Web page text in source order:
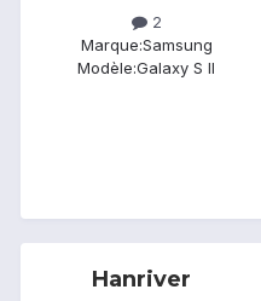
2
Marque:Samsung
Modèle:Galaxy S II
Hanriver